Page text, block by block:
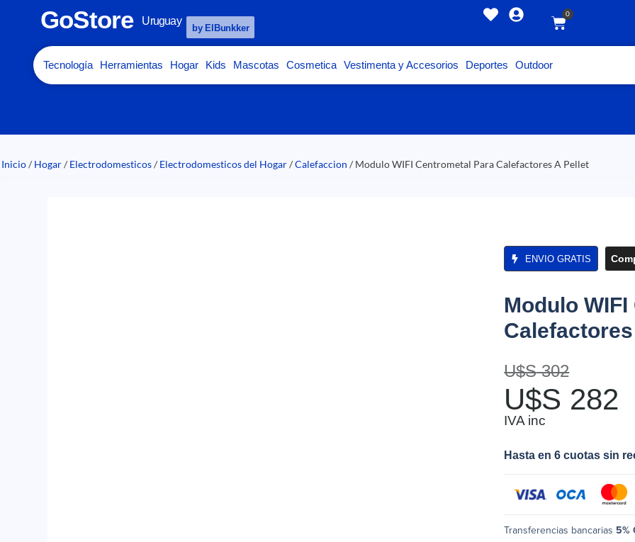
GoStore Uruguay
by ElBunkker
0
Tecnología Herramientas Hogar Kids Mascotas Cosmetica Vestimenta y Accesorios Deportes Outdoor
Inicio/ Hogar/ Electrodomesticos/ Electrodomesticos del Hogar/Calefaccion / Modulo WIFI Centrometal Para Calefactores A Pellet
ENVIO GRATIS
Modulo
U$S302
U$S 282
IVA inc
Hasta en 6 cuotas sin
Transferencias bancarias 5%